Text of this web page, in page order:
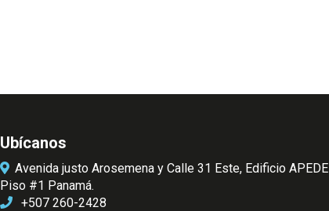
Ubícanos
Avenida justo Arosemena y Calle 31 Este, Edificio APEDE
Piso #1 Panamá.
+507 260-2428